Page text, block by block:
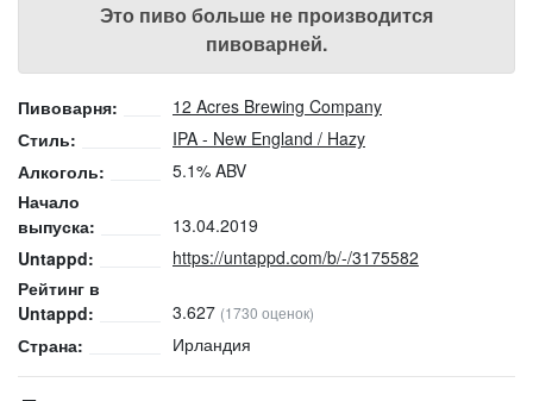
Это пиво больше не производится
пивоварней.
Пивоварня:
12 Acres Brewing Company
Стиль:
IPA - New England / Hazy
Алкоголь:
5.1% ABV
Начало
выпуска:
13.04.2019
Untappd:
https://untappd.com/b/-/3175582
Рейтинг в
Untappd:
3.627 (1730 оценок)
Страна: Ирландия